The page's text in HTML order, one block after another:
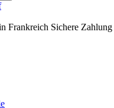
Frankreich Sichere Zahlung